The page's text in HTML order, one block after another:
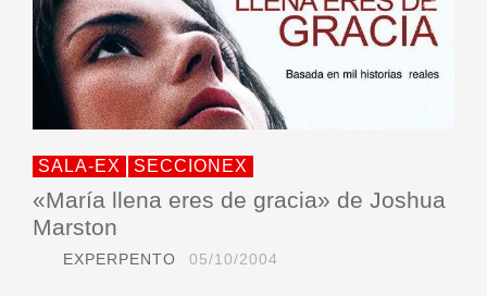
SALA-EX SECCIONEX
«María llena eres de gracia» de Joshua
Marston
EXPERPENTO 05/10/2004